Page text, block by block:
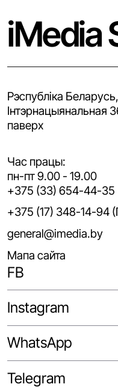
iMedia
Рэспубліка
Iнтэрнацыянальная
паверх
Час працы:
пн-пт 9.00 - 19.00
+375 (33) 654-44-35
+375 (17) 348-14-94
general@imedia.by
Мапа сайта
FB
Instagram
WhatsApp
Telegram